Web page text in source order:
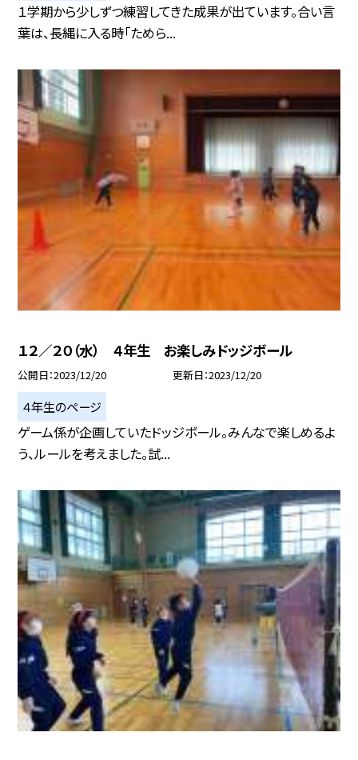
１学期から少しずつ練習してきた成果が出ています。合い言
葉は、長縄に入る時「ためら...
１２／２０（水） ４年生 お楽しみドッジボール
公開日 2023/12/20 更新日 2023/12/20
４年生のページ
ゲーム係が企画していたドッジボール。みんなで楽しめるよ
う、ルールを考えました。試...